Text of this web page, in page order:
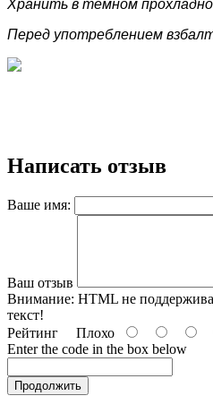
Хранить в темном
Перед употреблением
Написать отзыв
Ваше имя:
Ваш отзыв
Внимание: HTML не
текст!
Рейтинг Плохо
Enter the code in the box below
Продолжить